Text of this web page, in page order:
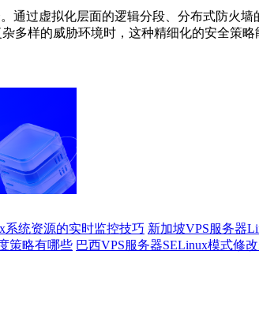
通过虚拟化层面的逻辑分段、分布式防火
样的威胁环境时，这种精细化的安全策略
系统资源的实时监控技巧 新加坡VPS服务器
策略有哪些 巴西VPS服务器SELinux模式修